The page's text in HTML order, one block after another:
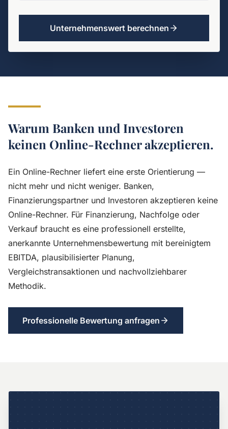
Unternehmenswert berechnen
Warum Banken und Investoren
keinen Online-Rechner akzeptieren.
Ein Online-Rechner liefert eine erste Orientierung —
nicht mehr und nicht weniger. Banken,
Finanzierungspartner und Investoren akzeptieren keine
Online-Rechner. Für Finanzierung, Nachfolge oder
Verkauf braucht es eine professionell erstellte,
anerkannte Unternehmensbewertung mit bereinigtem
EBITDA, plausibilisierter Planung,
Vergleichstransaktionen und nachvollziehbarer
Methodik.
Professionelle Bewertung anfragen